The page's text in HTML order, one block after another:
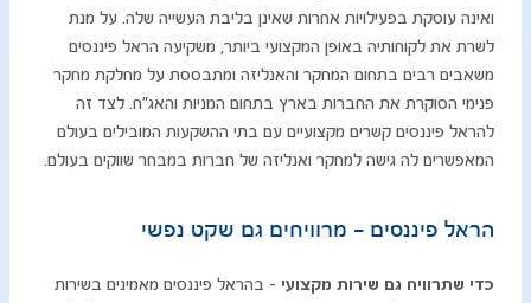
ואינה עוסקת בפעילויות אחרות שאינן בליבת העשייה שלה. על מנת
לשרת את לקוחותיה באופן המקצועי ביותר, משקיעה הראל פיננסים
משאבים רבים בתחום המחקר והאנליזה ומתבססת על מחלקת מחקר
פנימי הסוקרת את החברות בארץ בתחום המניות והאג"ח. לצד זה
להראל פיננסים קשרים מקצועיים עם בתי ההשקעות המובילים בעולם
המאפשרים לה גישה למחקר ואנליזה של חברות במבחר שווקים בעולם.
הראל פיננסים - מרוויחים גם שקט נפשי
כדי שתרוויח גם שירות מקצועי - בהראל פיננסים מאמינים בשירות